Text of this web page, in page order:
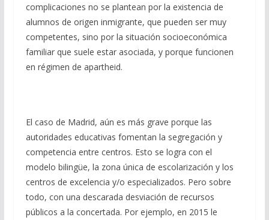
complicaciones no se plantean por la existencia de
alumnos de origen inmigrante, que pueden ser muy
competentes, sino por la situación socioeconómica
familiar que suele estar asociada, y porque funcionen
en régimen de apartheid.
El caso de Madrid, aún es más grave porque las
autoridades educativas fomentan la segregación y
competencia entre centros. Esto se logra con el
modelo bilingüe, la zona única de escolarización y los
centros de excelencia y/o especializados. Pero sobre
todo, con una descarada desviación de recursos
públicos a la concertada. Por ejemplo, en 2015 le